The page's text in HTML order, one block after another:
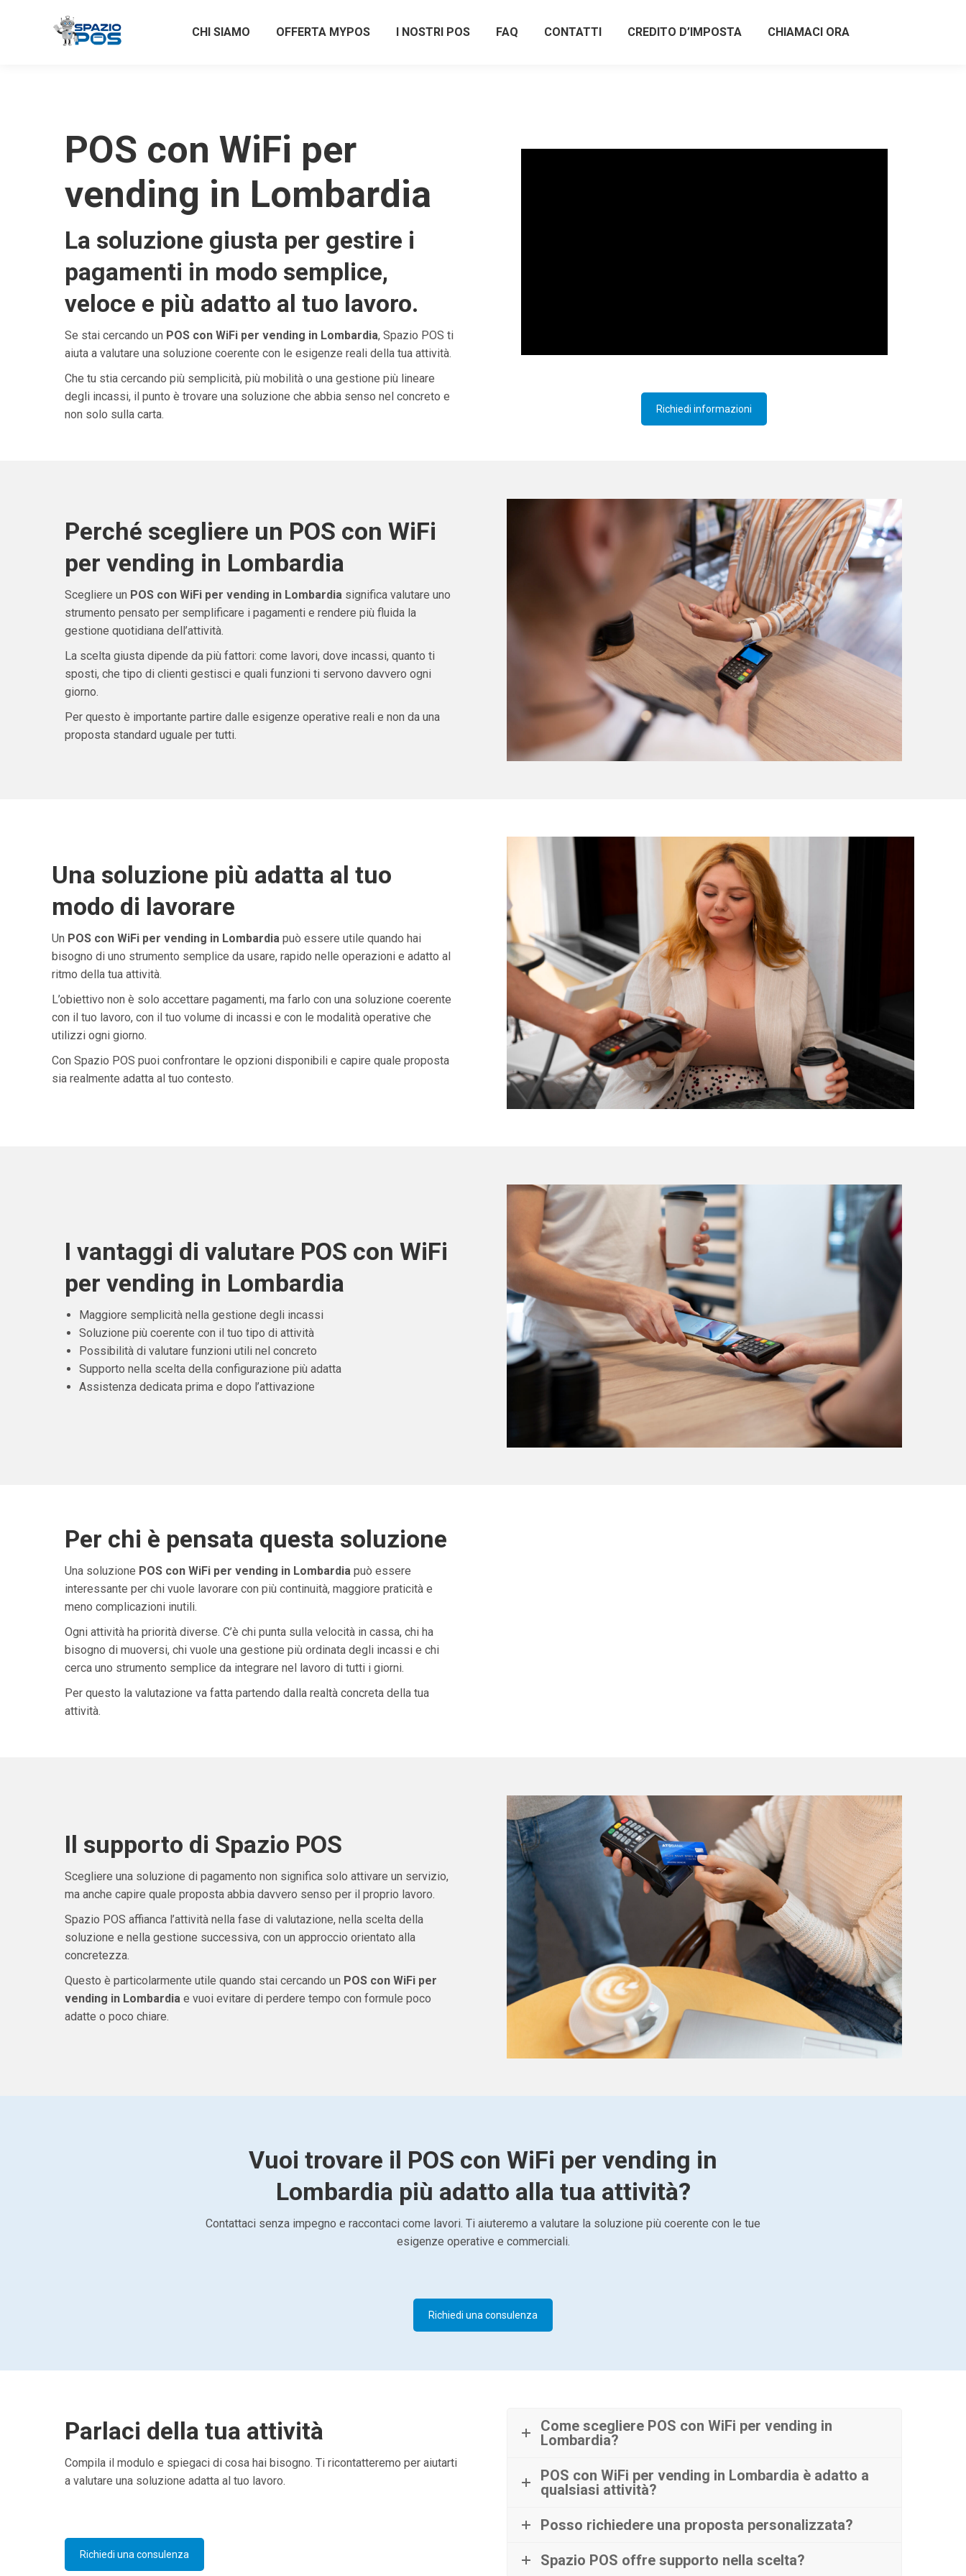
CHI SIAMO OFFERTA MYPOS I NOSTRI POS FAQ CONTATTI CREDITO D’IMPOSTA CHIAMACI ORA
POS con WiFi per
vending in Lombardia
La soluzione giusta per gestire i
pagamenti in modo semplice,
veloce e più adatto al tuo lavoro.
Se stai cercando un POS con WiFi per vending in Lombardia, Spazio POS ti
aiuta a valutare una soluzione coerente con le esigenze reali della tua attività.
Che tu stia cercando più semplicità, più mobilità o una gestione più lineare
degli incassi, il punto è trovare una soluzione che abbia senso nel concreto e
non solo sulla carta.
Richiedi informazioni
Perché scegliere un POS con WiFi
per vending in Lombardia
Scegliere un POS con WiFi per vending in Lombardiasignifica valutare uno
strumento pensato per semplificare i pagamenti e rendere più fluida la
gestione quotidiana dell’attività.
La scelta giusta dipende da più fattori: come lavori, dove incassi, quanto ti
sposti, che tipo di clienti gestisci e quali funzioni ti servono davvero ogni
giorno.
Per questo è importante partire dalle esigenze operative reali e non da una
proposta standard uguale per tutti.
Una soluzione più adatta al tuo
modo di lavorare
Un POS con WiFi per vending in Lombardia può essere utile quando hai
bisogno di uno strumento semplice da usare, rapido nelle operazioni e adatto al
ritmo della tua attività.
L’obiettivo non è solo accettare pagamenti, ma farlo con una soluzione coerente
con il tuo lavoro, con il tuo volume di incassi e con le modalità operative che
utilizzi ogni giorno.
Con Spazio POS puoi confrontare le opzioni disponibili e capire quale proposta
sia realmente adatta al tuo contesto.
I vantaggi di valutare POS con WiFi
per vending in Lombardia
Maggiore semplicità nella gestione degli incassi
Soluzione più coerente con il tuo tipo di attività
Possibilità di valutare funzioni utili nel concreto
Supporto nella scelta della configurazione più adatta
Assistenza dedicata prima e dopo l’attivazione
Per chi è pensata questa soluzione
Una soluzione POS con WiFi per vending in Lombardia può essere
interessante per chi vuole lavorare con più continuità, maggiore praticità e
meno complicazioni inutili.
Ogni attività ha priorità diverse. C’è chi punta sulla velocità in cassa, chi ha
bisogno di muoversi, chi vuole una gestione più ordinata degli incassi e chi
cerca uno strumento semplice da integrare nel lavoro di tutti i giorni.
Per questo la valutazione va fatta partendo dalla realtà concreta della tua
attività.
Il supporto di Spazio POS
Scegliere una soluzione di pagamento non significa solo attivare un servizio,
ma anche capire quale proposta abbia davvero senso per il proprio lavoro.
Spazio POS affianca l’attività nella fase di valutazione, nella scelta della
soluzione e nella gestione successiva, con un approccio orientato alla
concretezza.
Questo è particolarmente utile quando stai cercando un POS con WiFi per
vending in Lombardia e vuoi evitare di perdere tempo con formule poco
adatte o poco chiare.
Vuoi trovare il POS con WiFi per vending in
Lombardia più adatto alla tua attività?
Contattaci senza impegno e raccontaci come lavori. Ti aiuteremo a valutare la soluzione più coerente con le tue
esigenze operative e commerciali.
Richiedi una consulenza
Parlaci della tua attività
Compila il modulo e spiegaci di cosa hai bisogno. Ti ricontatteremo per aiutarti
a valutare una soluzione adatta al tuo lavoro.
Richiedi una consulenza
Come scegliere POS con WiFi per vending in
Lombardia?
POS con WiFi per vending in Lombardia è adatto a
qualsiasi attività?
Posso richiedere una proposta personalizzata?
Spazio POS offre supporto nella scelta?